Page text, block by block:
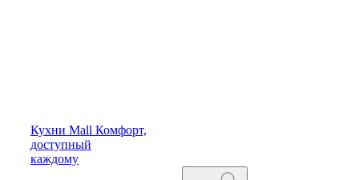
Кухни Mall Комфорт,
доступный
каждому